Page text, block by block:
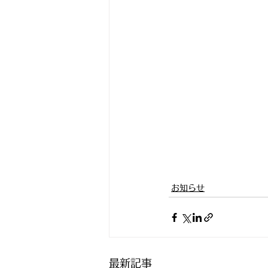
お知らせ
最新記事